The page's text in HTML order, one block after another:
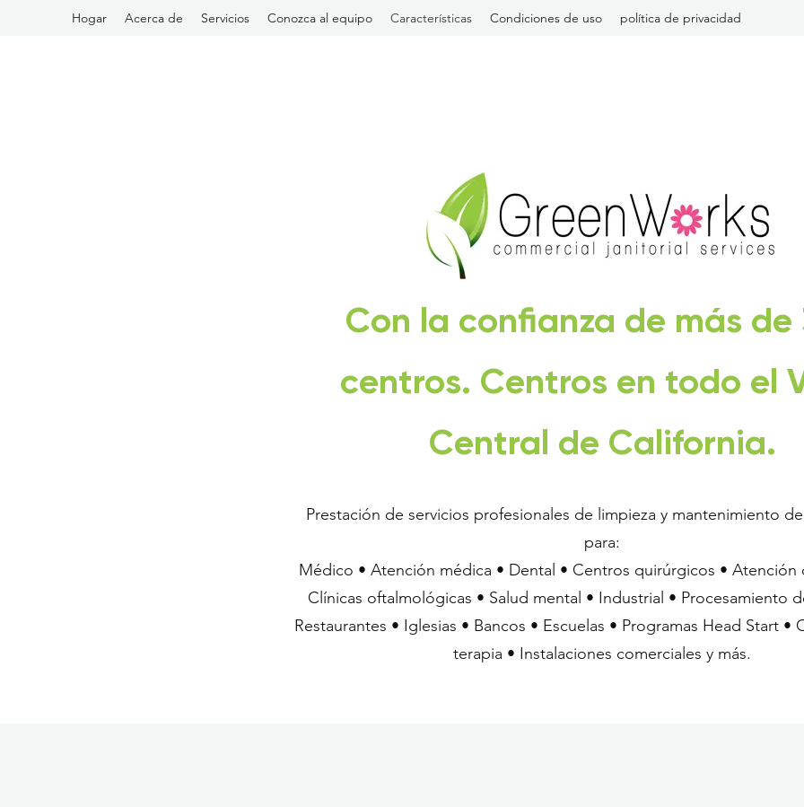
Hogar Acerca de Servicios Conozca al equipo Características Condiciones de uso política de privacidad
Con la confianza de más de
centros. Centros en todo el
Central de California.
Prestación de servicios profesionales de limpieza y mantenimiento
para:
Médico • Atención médica • Dental • Centros quirúrgicos • Atención
Clínicas oftalmológicas • Salud mental • Industrial • Procesamiento
Restaurantes • Iglesias • Bancos • Escuelas • Programas Head Start •
terapia • Instalaciones comerciales y más.